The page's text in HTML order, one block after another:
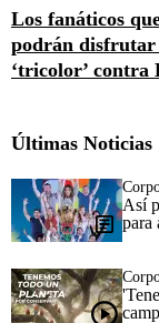
Los fanáticos
podrán disfrutar
‘tricolor’ contra
Últimas Noticias
Así
para